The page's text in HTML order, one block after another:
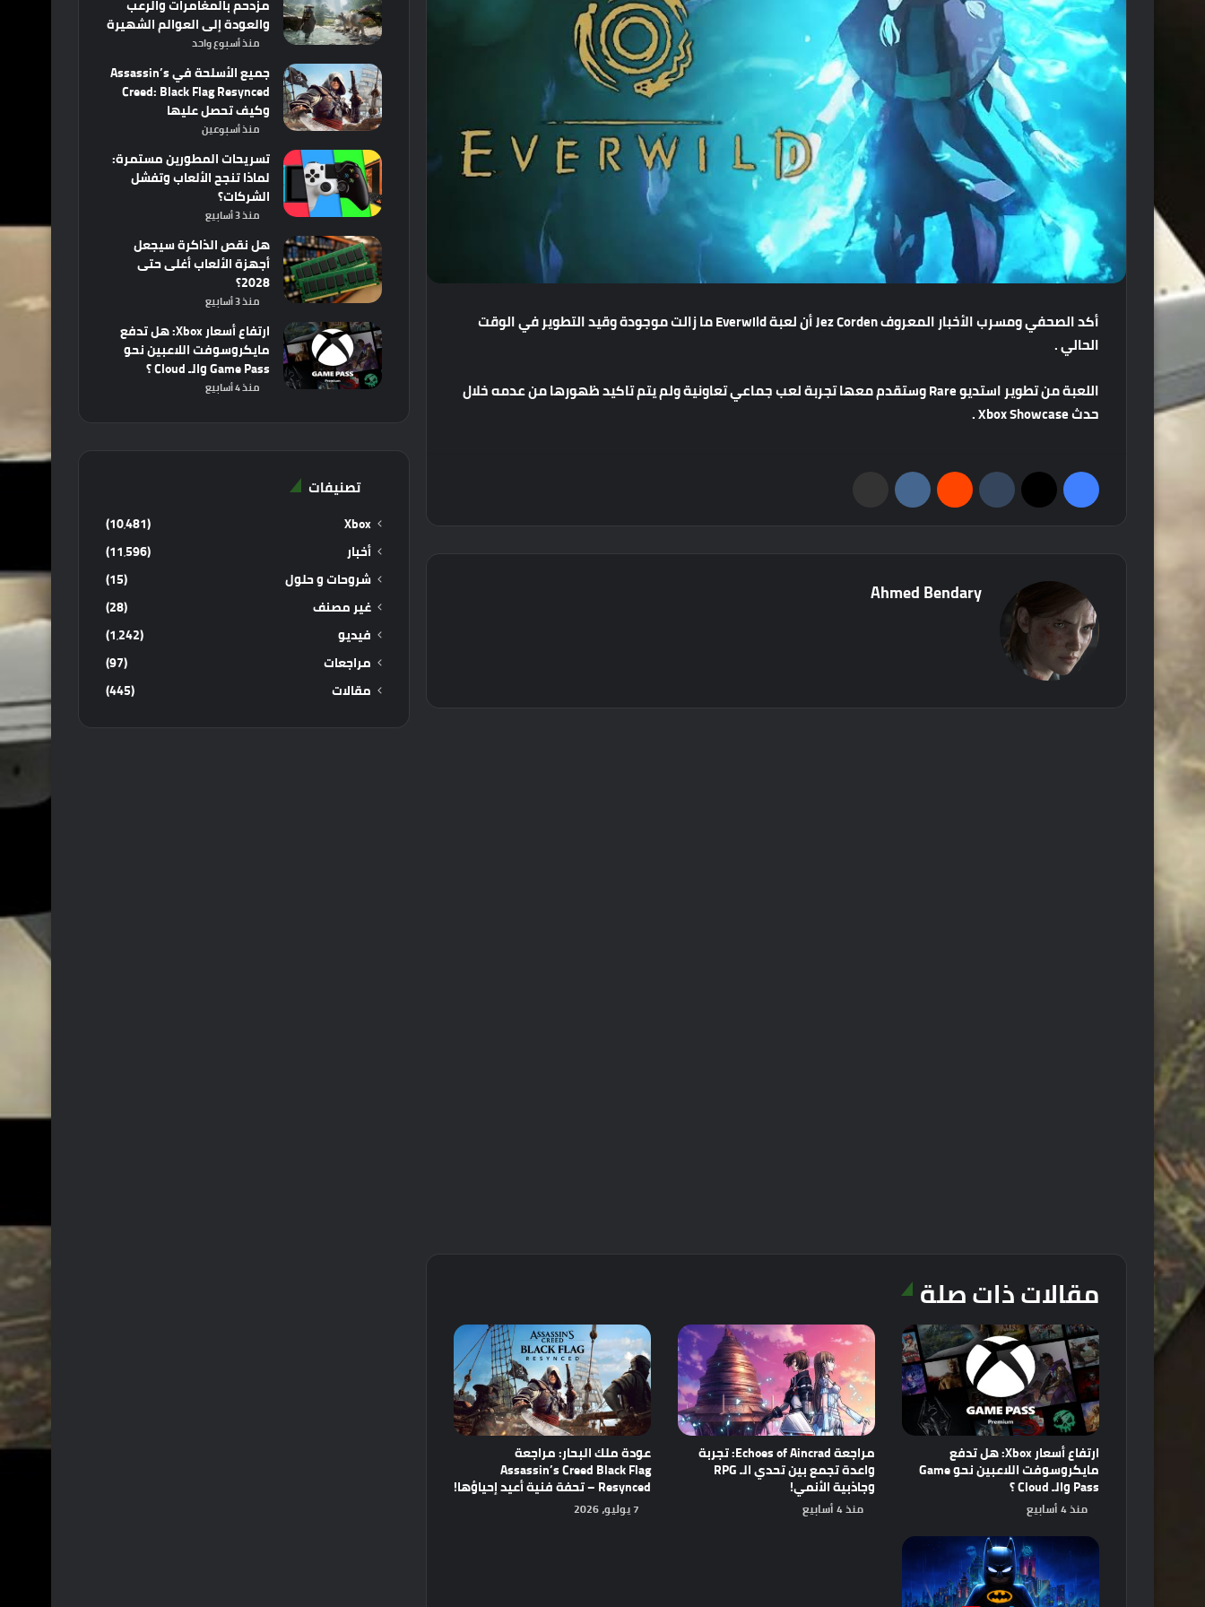
أكدالصحفيومسربالأخبارالمعروف أنلعبة مازالتموجودةوقيدالتطويرفيالوقت
الحالي.
اللعبةمنتطويراستديو وستقدممعهاتجربةلعبجماعيتعاونيةولميتمتاكيدظهورهامنعدمهخلال
حدث
Ahmed Bendary
مقالات ذات صلة
ارتفاع أسعار Xbox: هل تدفع
مايكروسوفت اللاعبين نحو Game
Pass والـ Cloud ؟
منذ 4 أسابيع
مراجعة Echoes of Aincrad: تجربة
واعدة تجمع بين تحدي الـ RPG
وجاذبية الأنمي!
منذ 4 أسابيع
عودة ملك البحار: مراجعة
Assassin’s Creed Black Flag
Resynced – تحفة فنية أعيد إحياؤها!
7 يوليو، 2026
مزدحم بالمغامرات والرعب
والعودة إلى العوالم الشهيرة
منذ أسبوع واحد
جميع الأسلحة في Assassin’s
Creed: Black Flag Resynced
وكيف تحصل عليها
منذ أسبوعين
تسريحات المطورين مستمرة:
لماذا تنجح الألعاب وتفشل
الشركات؟
منذ 3 أسابيع
هل نقص الذاكرة سيجعل
أجهزة الألعاب أغلى حتى
2028؟
منذ 3 أسابيع
ارتفاع أسعار Xbox: هل تدفع
مايكروسوفت اللاعبين نحو
Game Pass والـ Cloud ؟
منذ 4 أسابيع
تصنيفات
Xbox
(10٬481)
أخبار
(11٬596)
شروحات و حلول
(15)
غير مصنف
(28)
فيديو
(1٬242)
مراجعات
(97)
مقالات
(445)